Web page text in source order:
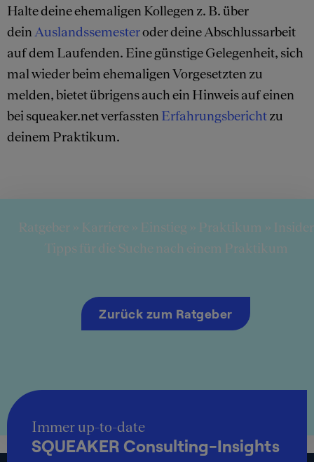
Halte deine ehemaligen Kollegen z. B. über
dein Auslandssemesteroder deine Abschlussarbeit
auf dem Laufenden. Eine günstige Gelegenheit, sich
mal wieder beim ehemaligen Vorgesetzten zu
melden, bietet übrigens auch ein Hinweis auf einen
bei squeaker.net verfassten Erfahrungsberichtzu
deinem Praktikum.
Ratgeber » Karriere » Einstieg » Praktikum » Insider
Tipps für die Suche nach einem Praktikum
Zurück zum Ratgeber
Immer up-to-date
SQUEAKER Consulting-Insights